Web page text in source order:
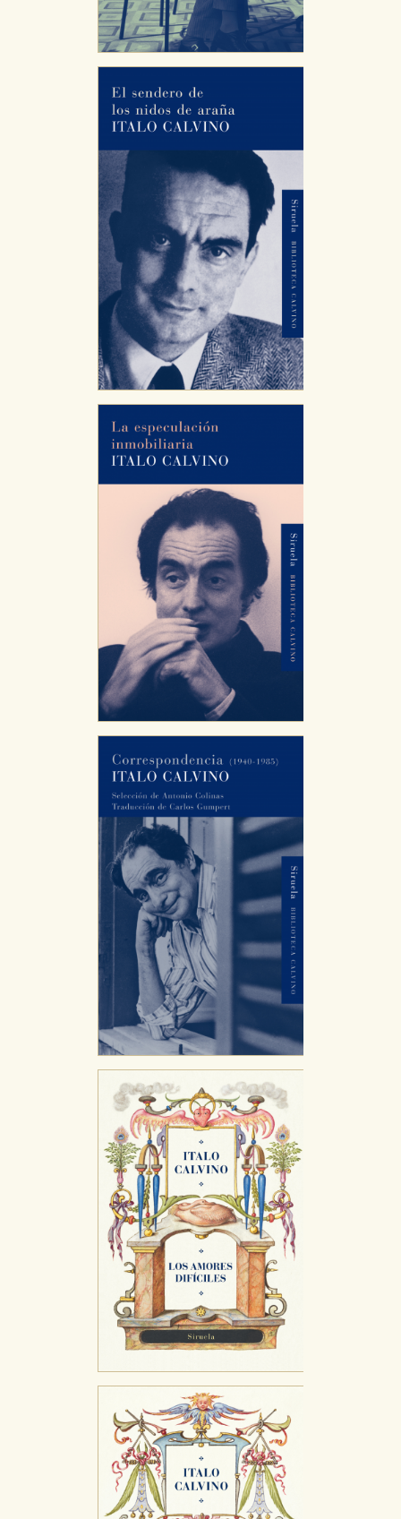
Estas cookies son necesarias para que nuestro sitio web
funcione y no es posible deshabilitarlas desde nuestro
sistema. Es posible hacerlo desde el navegador, pero en
ese caso es posible que algunas áreas de nuestra web
Cookies de rendimiento y analíticas
Estas cookies se utilizan para mejorar su experiencia de
navegación y optimizar el funcionamiento de nuestro
sitio web. Almacenan configuraciones de servicios para
que no tenga que reconfigurarlos cada vez que nos
visita. La información es agregada y, por lo tanto, es
anónima.
Cookies de publicidad y redes sociales
Estas cookies son gestionadas por nuestros socios
publicitarios y se utilizan para mostrar publicidad
relevante para sus intereses en otros sitios. No
almacenan directamente información personal sino
que se basan en la identificación única de su navegador
y dispositivo de internet.
GUARDAR CONFIGURACIÓN